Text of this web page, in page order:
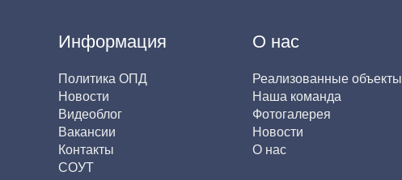
Информация
Политика ОПД
Новости
Видеоблог
Вакансии
Контакты
СОУТ
О нас
Реализованные объекты
Наша команда
Фотогалерея
Новости
О нас